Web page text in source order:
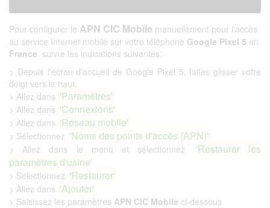
Pour configurer le APN CIC Mobile manuellement pour l'accès
au service Internet mobile sur votre téléphone Google Pixel 5 en
France, suivre les indications suivantes:
> Depuis l'écran d'accueil de Google Pixel 5, faites glisser votre
doigt vers le haut.
> Allez dans 'Paramètres'
> Allez dans 'Connexions'
> Allez dans 'Réseau mobile'
> Sélectionnez 'Noms des points d'accès (APN)'
> Allez dans le menu et sélectionnez
'Restaurer les
paramètres d'usine'
> Sélectionnez 'Restaurer'
> Allez dans 'Ajouter'
> Saisissez les paramètres APN CIC Mobile ci-dessous